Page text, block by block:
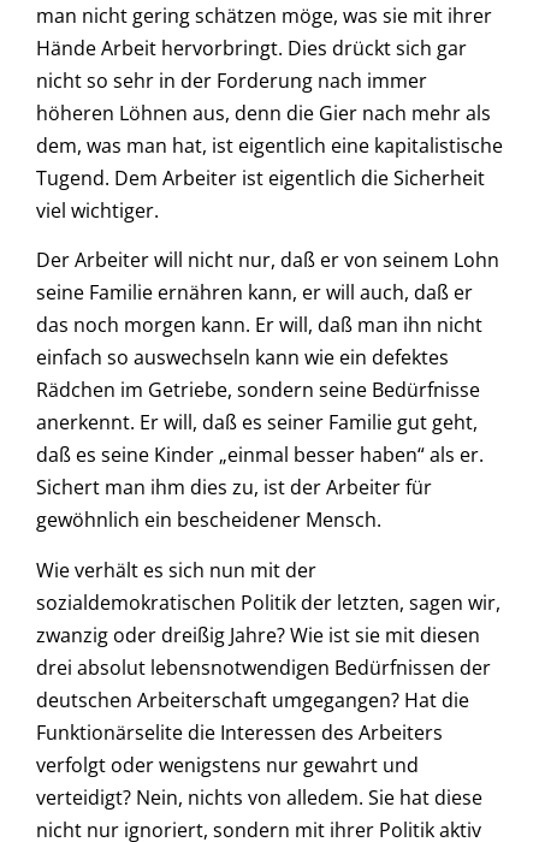
man nicht gering schätzen möge, was sie mit ihrer
Hände Arbeit hervorbringt. Dies drückt sich gar
nicht so sehr in der Forderung nach immer
höheren Löhnen aus, denn die Gier nach mehr als
dem, was man hat, ist eigentlich eine kapitalistische
Tugend. Dem Arbeiter ist eigentlich die Sicherheit
viel wichtiger.
Der Arbeiter will nicht nur, daß er von seinem Lohn
seine Familie ernähren kann, er will auch, daß er
das noch morgen kann. Er will, daß man ihn nicht
einfach so auswechseln kann wie ein defektes
Rädchen im Getriebe, sondern seine Bedürfnisse
anerkennt. Er will, daß es seiner Familie gut geht,
daß es seine Kinder „einmal besser haben“ als er.
Sichert man ihm dies zu, ist der Arbeiter für
gewöhnlich ein bescheidener Mensch.
Wie verhält es sich nun mit der
sozialdemokratischen Politik der letzten, sagen wir,
zwanzig oder dreißig Jahre? Wie ist sie mit diesen
drei absolut lebensnotwendigen Bedürfnissen der
deutschen Arbeiterschaft umgegangen? Hat die
Funktionärselite die Interessen des Arbeiters
verfolgt oder wenigstens nur gewahrt und
verteidigt? Nein, nichts von alledem. Sie hat diese
nicht nur ignoriert, sondern mit ihrer Politik aktiv